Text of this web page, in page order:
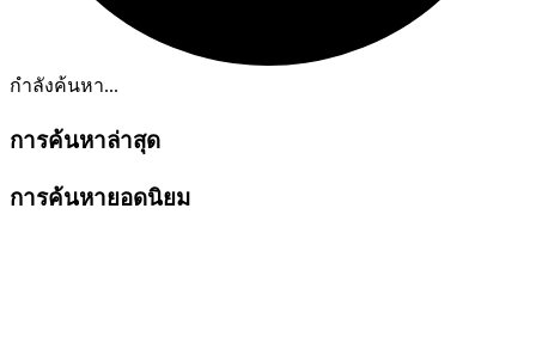
กำลังค้นหา...
การค้นหาล่าสุด
การค้นหายอดนิยม